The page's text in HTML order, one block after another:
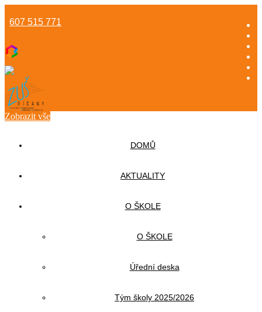
607 515 771
Zobrazit vše
DOMŮ
AKTUALITY
O ŠKOLE
O ŠKOLE
Úřední deska
Tým školy 2025/2026